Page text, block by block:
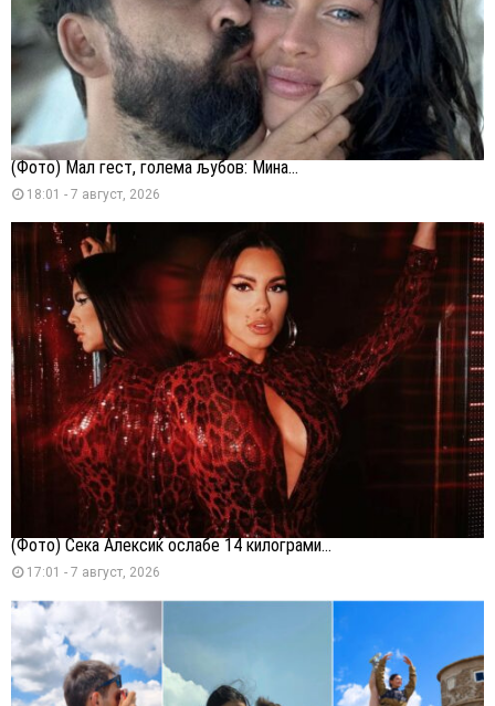
(Фото) Мал гест, голема љубов: Мина...
18:01 - 7 август, 2026
(Фото) Сека Алексиќ ослабе 14 килограми...
17:01 - 7 август, 2026